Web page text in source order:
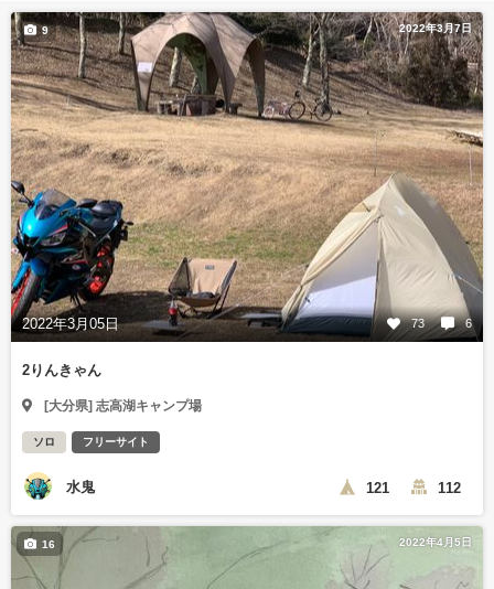
2022年3月7日
2022年3月05日 73 6
9
2りんきゃん
[大分県] 志高湖キャンプ場
ソロ フリーサイト
水鬼 121 112
2022年4月5日
16